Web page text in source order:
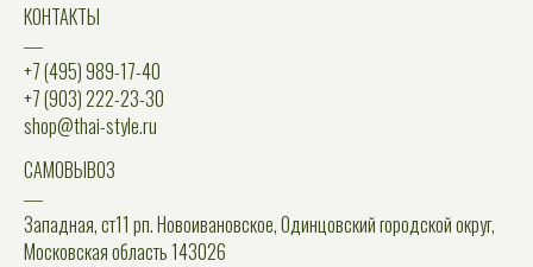
КОНТАКТЫ
―
+7 (495) 989-17-40
+7 (903) 222-23-30
shop@thai-style.ru
САМОВЫВОЗ
―
Западная, ст11 рп. Новоивановское, Одинцовский городской округ,
Московская область 143026